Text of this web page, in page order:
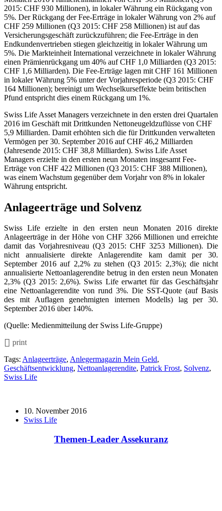
2015: CHF 930 Millionen), in lokaler Währung ein Rückgang von
5%. Der Rückgang der Fee-Erträge in lokaler Währung von 2% auf
CHF 259 Millionen (Q3 2015: CHF 258 Millionen) ist auf das
Versicherungsgeschäft zurückzuführen; die Fee-Erträge in den
Endkundenvertrieben stiegen gleichzeitig in lokaler Währung um
5%. Die Markteinheit International verzeichnete in lokaler Währung
einen Prämienrückgang um 40% auf CHF 1,0 Milliarden (Q3 2015:
CHF 1,6 Milliarden). Die Fee-Erträge lagen mit CHF 161 Millionen
in lokaler Währung 5% unter der Vorjahresperiode (Q3 2015: CHF
164 Millionen); bereinigt um Wechselkurseffekte beim britischen
Pfund entspricht dies einem Rückgang um 1%.
Swiss Life Asset Managers verzeichnete in den ersten drei Quartalen
2016 im Geschäft mit Drittkunden Nettoneugeldzuflüsse von CHF
5,9 Milliarden. Damit erhöhten sich die für Drittkunden verwalteten
Vermögen per 30. September 2016 auf CHF 46,2 Milliarden
(Jahresende 2015: CHF 38,8 Milliarden). Swiss Life Asset
Managers erzielte in den ersten neun Monaten insgesamt Fee-
Erträge von CHF 422 Millionen (Q3 2015: CHF 388 Millionen),
was einem Wachstum gegenüber dem Vorjahr von 8% in lokaler
Währung entspricht.
Anlageerträge und Solvenz
Swiss Life erzielte in den ersten neun Monaten 2016 direkte
Anlageerträge in der Höhe von CHF 3266 Millionen und erreichte
damit das Vorjahresniveau (Q3 2015: CHF 3253 Millionen). Die
nicht annualisierte direkte Anlagerendite kam damit per 30.
September 2016 auf 2,2% zu stehen (Q3 2015: 2,3%); die nicht
annualisierte Nettoanlagerendite betrug in den ersten neun Monaten
2,3% (Q3 2015: 2,6%). Swiss Life erwartet für das Geschäftsjahr
eine Nettoanlagerendite von rund 3%. Die SST-Quote (auf Basis
des mit Auflagen genehmigten internen Modells) lag per 30.
September 2016 über 140%.
(Quelle: Medienmitteilung der Swiss Life-Gruppe)
print
Tags: Anlageerträge, Anlegermagazin Mein Geld,
Geschäftsentwicklung, Nettoanlagerendite, Patrick Frost, Solvenz,
Swiss Life
10. November 2016
Swiss Life
Themen-Leader Assekuranz